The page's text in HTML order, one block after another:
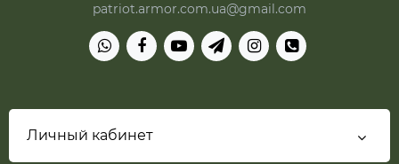
patriot.armor.com.ua@gmail.com
Личный кабинет